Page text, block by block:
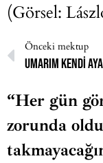
(Görsel:
Önceki mektup
“Her gün
zorunda